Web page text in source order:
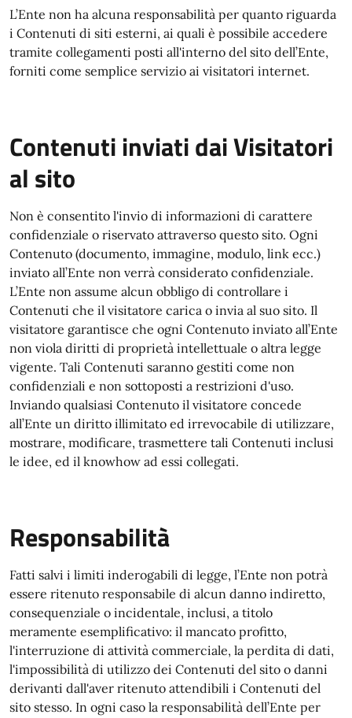
L’Ente non ha alcuna responsabilità per quanto riguarda
i Contenuti di siti esterni, ai quali è possibile accedere
tramite collegamenti posti all'interno del sito dell’Ente,
forniti come semplice servizio ai visitatori internet.
Contenuti inviati dai Visitatori
al sito
Non è consentito l'invio di informazioni di carattere
confidenziale o riservato attraverso questo sito. Ogni
Contenuto (documento, immagine, modulo, link ecc.)
inviato all’Ente non verrà considerato confidenziale.
L’Ente non assume alcun obbligo di controllare i
Contenuti che il visitatore carica o invia al suo sito. Il
visitatore garantisce che ogni Contenuto inviato all’Ente
non viola diritti di proprietà intellettuale o altra legge
vigente. Tali Contenuti saranno gestiti come non
confidenziali e non sottoposti a restrizioni d'uso.
Inviando qualsiasi Contenuto il visitatore concede
all’Ente un diritto illimitato ed irrevocabile di utilizzare,
mostrare, modificare, trasmettere tali Contenuti inclusi
le idee, ed il knowhow ad essi collegati.
Responsabilità
Fatti salvi i limiti inderogabili di legge, l’Ente non potrà
essere ritenuto responsabile di alcun danno indiretto,
consequenziale o incidentale, inclusi, a titolo
meramente esemplificativo: il mancato profitto,
l'interruzione di attività commerciale, la perdita di dati,
l'impossibilità di utilizzo dei Contenuti del sito o danni
derivanti dall'aver ritenuto attendibili i Contenuti del
sito stesso. In ogni caso la responsabilità dell’Ente per